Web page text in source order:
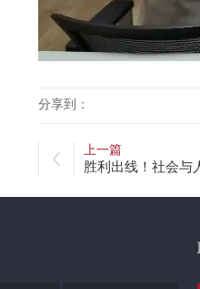
分享到：
上一篇
胜利出线！社会与